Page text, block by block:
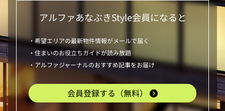
アルファあなぶきStyle会員になると
・希望エリアの最新物件情報がメールで届く
・住まいのお役立ちガイドが読み放題
・アルファジャーナルのおすすめ記事をお届け
会員登録する（無料）